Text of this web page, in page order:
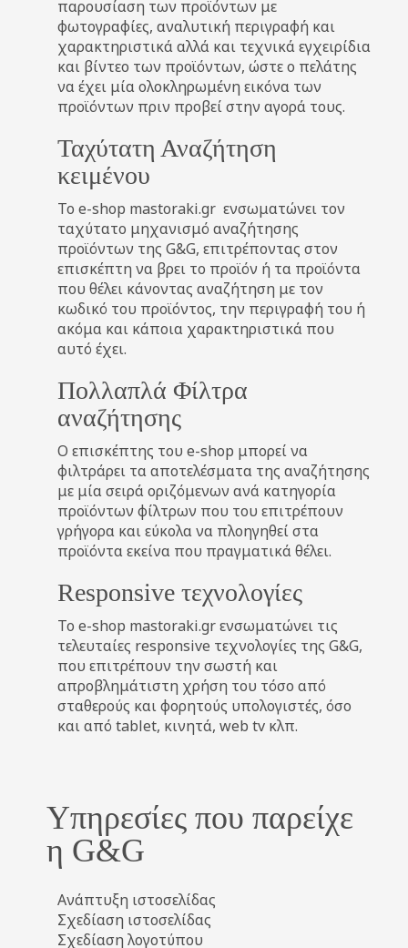
παρουσίαση των προϊόντων με
φωτογραφίες, αναλυτική περιγραφή και
χαρακτηριστικά αλλά και τεχνικά εγχειρίδια
και βίντεο των προϊόντων, ώστε ο πελάτης
να έχει μία ολοκληρωμένη εικόνα των
προϊόντων πριν προβεί στην αγορά τους.
Ταχύτατη Αναζήτηση
κειμένου
Το e-shop mastoraki.gr ενσωματώνει τον
ταχύτατο μηχανισμό αναζήτησης
προϊόντων της G&G, επιτρέποντας στον
επισκέπτη να βρει το προϊόν ή τα προϊόντα
που θέλει κάνοντας αναζήτηση με τον
κωδικό του προϊόντος, την περιγραφή του ή
ακόμα και κάποια χαρακτηριστικά που
αυτό έχει.
Πολλαπλά Φίλτρα
αναζήτησης
Ο επισκέπτης του e-shop μπορεί να
φιλτράρει τα αποτελέσματα της αναζήτησης
με μία σειρά οριζόμενων ανά κατηγορία
προϊόντων φίλτρων που του επιτρέπουν
γρήγορα και εύκολα να πλοηγηθεί στα
προϊόντα εκείνα που πραγματικά θέλει.
Responsive τεχνολογίες
Το e-shop mastoraki.gr ενσωματώνει τις
τελευταίες responsive τεχνολογίες της G&G,
που επιτρέπουν την σωστή και
απροβλημάτιστη χρήση του τόσο από
σταθερούς και φορητούς υπολογιστές, όσο
και από tablet, κινητά, web tv κλπ.
Υπηρεσίες που παρείχε
η G&G
Ανάπτυξη ιστοσελίδας
Σχεδίαση ιστοσελίδας
Σχεδίαση λογοτύπου